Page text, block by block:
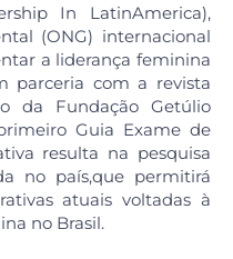
In LatinAmerica),
(ONG) internacional
a liderança feminina
parceria com a revista
da Fundação Getúlio
Guia Exame de
resulta na pesquisa
no país,que permitirá
atuais voltadas à
no Brasil.